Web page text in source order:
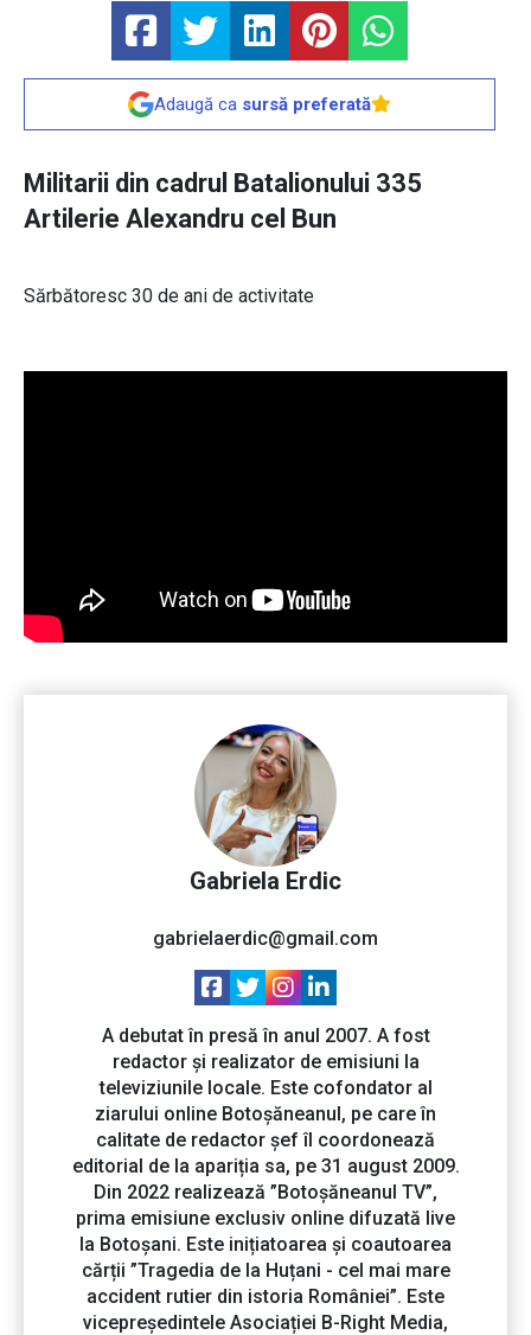
Adaugă ca sursă preferată
Militarii din cadrul Batalionului 335
Artilerie Alexandru cel Bun
Sărbătoresc 30 de ani de activitate
Gabriela Erdic
gabrielaerdic@gmail.com
A debutat în presă în anul 2007. A fost
redactor și realizator de emisiuni la
televiziunile locale. Este cofondator al
ziarului online Botoșăneanul, pe care în
calitate de redactor șef îl coordonează
editorial de la apariția sa, pe 31 august 2009.
Din 2022 realizează ”Botoșăneanul TV”,
prima emisiune exclusiv online difuzată live
la Botoșani. Este inițiatoarea și coautoarea
cărții ”Tragedia de la Huțani - cel mai mare
accident rutier din istoria României”. Este
vicepreședintele Asociației B-Right Media,